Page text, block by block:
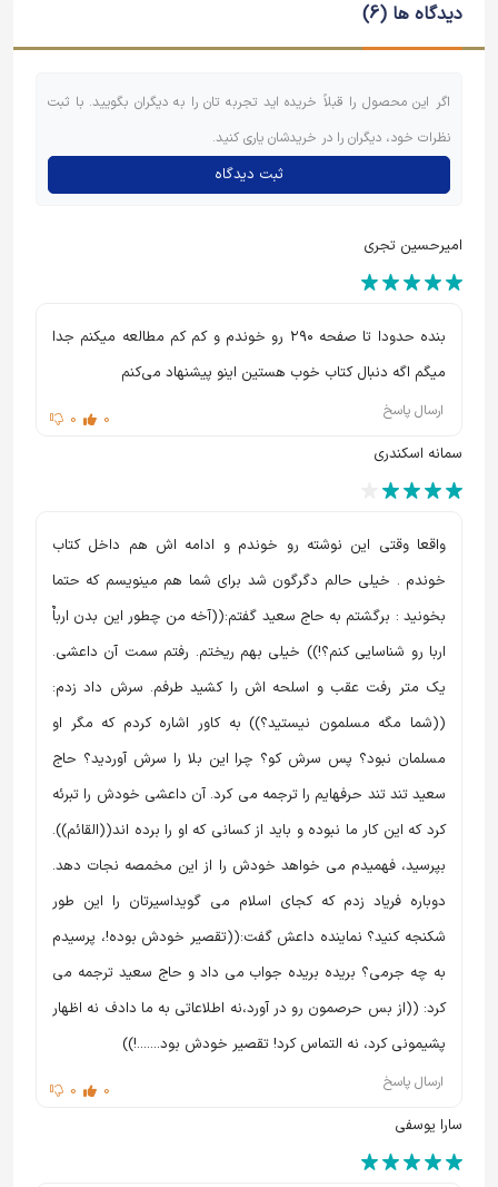
کند ، ابعادی از زاویه دید خانواده ، دوستان و همرزمان شهید .
نیز می باشد .
کتاب سربلند زندگی داستانی شهید حججی به قلم نویسنده
کتاب عمار حلب ، محمد علی جعفری می باشد .
من به چشم خویش تن دیدم که جانم میرود و سربلند ،دیدی
آخر رو سفید شدی ، هنوز گرمی لبت را روی لبم حس میکنم
،گرمی آخرین بوسه ای که زدم زیر گلویت ،گر می روی بی
حاصلی ،گر می برندت حاصلی ،رفتن کجا؟ مردن کجا؟
دیدگاه ها (6)
اگر این محصول را قبلاً خریده اید تجربه تان را به دیگران بگویید. با ثبت
نظرات خود، دیگران را در خریدشان یاری کنید.
ثبت دیدگاه
امیرحسین تجری
بنده حدودا تا صفحه ۲۹۰ رو خوندم و کم کم مطالعه میکنم جدا
میگم اگه دنبال کتاب خوب هستین اینو پیشنهاد می‌کنم
0
0 ارسال پاسخ
سمانه اسکندری
واقعا وقتی این نوشته رو خوندم و ادامه اش هم داخل کتاب
خوندم . خیلی حالم دگرگون شد برای شما هم مینویسم که حتما
بخونید : برگشتم به حاج سعید گفتم:((آخه من چطور این بدن ارباٌ
اربا رو شناسایی کنم؟!)) خیلی بهم ریختم. رفتم سمت آن داعشی.
یک متر رفت عقب و اسلحه اش را کشید طرفم. سرش داد زدم:
((شما مگه مسلمون نیستید؟)) به کاور اشاره کردم که مگر او
مسلمان نبود؟ پس سرش کو؟ چرا این بلا را سرش آوردید؟ حاج
سعید تند تند حرفهایم را ترجمه می کرد. آن داعشی خودش را تبرئه
کرد که این کار ما نبوده و باید از کسانی که او را برده اند((القائم)).
بپرسید، فهمیدم می خواهد خودش را از این مخمصه نجات دهد.
دوباره فریاد زدم که کجای اسلام می گویداسیرتان را این طور
شکنجه کنید؟ نماینده داعش گفت:((تقصیر خودش بوده!، پرسیدم
به چه جرمی؟ بریده بریده جواب می داد و حاج سعید ترجمه می
کرد: ((از بس حرصمون رو در آورد،نه اطلاعاتی به ما دادف نه اظهار
پشیمونی کرد، نه التماس کرد! تقصیر خودش بود.......!))
0
0 ارسال پاسخ
سارا یوسفی